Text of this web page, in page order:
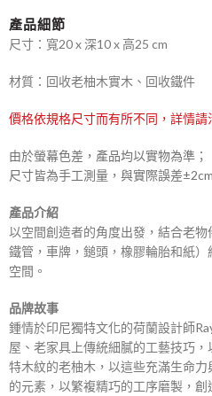
產品細節
尺寸：寬20 x 深10 x 高25 cm
材質：回收老柚木實木、回收鐵件
價格依規格尺寸而有所不同，詳情請
由於螢幕色差，產品均以實物為準；
尺寸皆為手工測量，與實際誤差
產品介紹
以空間創造者的角度出發，結合老
鐵管，車牌，鎚頭，橡膠輪胎和紙
空間。
品牌故事
鍾情於印尼獨特文化的荷蘭設計師
屋、老家具上傳統細膩的工藝技巧
特木紋的老柚木，以這些充滿生命
的元素，以繁複精巧的工序磨製，